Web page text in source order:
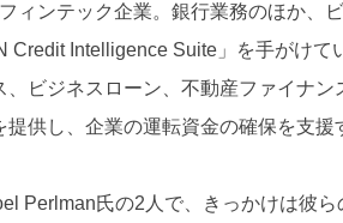
ィンテック企業。銀行業務のほか、
Credit Intelligence Suite」を手がけて
、ビジネスローン、不動産ファイナン
供し、企業の運転資金の確保を支援
Perlman氏の2人で、きっかけは彼ら